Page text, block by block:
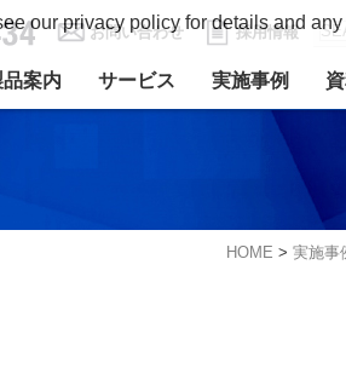
案内 サービス 実施事例
お問い合わせ 採用情報
HOME > 実施事
our privacy policy for details and